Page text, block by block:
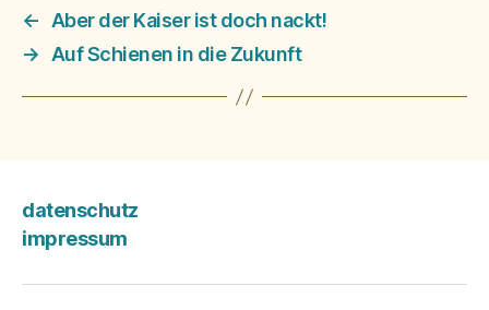
← Aber der Kaiser ist doch nackt!
→ Auf Schienen in die Zukunft
datenschutz
impressum